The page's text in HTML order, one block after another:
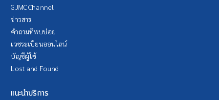
GJMC Channel
ข่าวสาร
คำถามที่พบบ่อย
เวชระเบียนออนไลน์
บัญชีผู้ใช้
Lost and Found
แนะนำบริการ